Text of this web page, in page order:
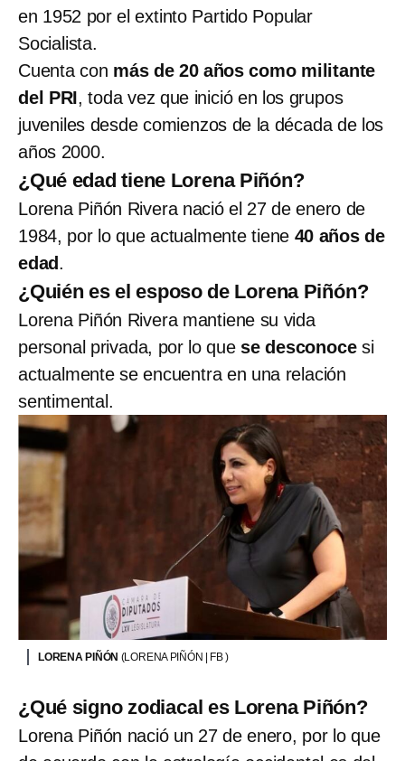
en 1952 por el extinto Partido Popular
Socialista.
Cuenta con más de 20 años como militante
del PRI, toda vez que inició en los grupos
juveniles desde comienzos de la década de los
años 2000.
¿Qué edad tiene Lorena Piñón?
Lorena Piñón Rivera nació el 27 de enero de
1984, por lo que actualmente tiene 40 años de
edad.
¿Quién es el esposo de Lorena Piñón?
Lorena Piñón Rivera mantiene su vida
personal privada, por lo que se desconocesi
actualmente se encuentra en una relación
sentimental.
LORENA PIÑÓN (LORENA PIÑÓN | FB )
¿Qué signo zodiacal es Lorena Piñón?
Lorena Piñón nació un 27 de enero, por lo que